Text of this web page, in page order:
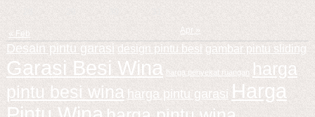
« Feb Apr »
Desain pintu garasi design pintu besi gambar pintu sliding
Garasi Besi Wina harga penyekat ruangan
harga
pintu besi wina harga pintu garasi Harga